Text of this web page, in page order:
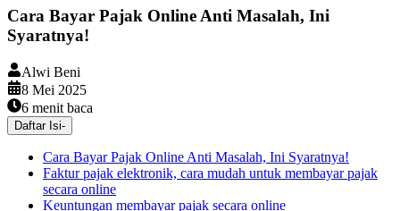
Cara Bayar Pajak Online Anti Masalah, Ini
Syaratnya!
Alwi Beni
8 Mei 2025
6 menit baca
Daftar Isi-
Cara Bayar Pajak Online Anti Masalah, Ini Syaratnya!
Faktur pajak elektronik, cara mudah untuk membayar pajak
secara online
Keuntungan membayar pajak secara online